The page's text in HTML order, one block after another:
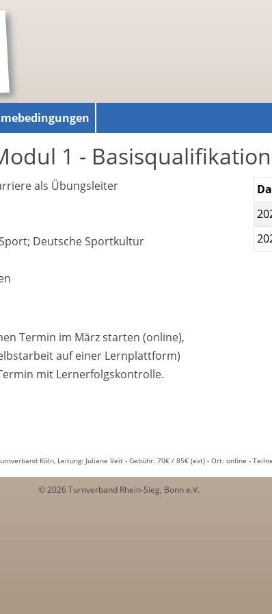
1 -
als Übungsleiter
Deutsche Sportkultur
Termin im März starten (online),
auf einer Lernplattform)
mit Lernerfolgskontrolle.
Köln, Leitung: Juliane Veit - Gebühr: 70€ / 85€ (ext) - Ort: online -
© 2026 Turnverband Rhein-Sieg, Bonn e.V.